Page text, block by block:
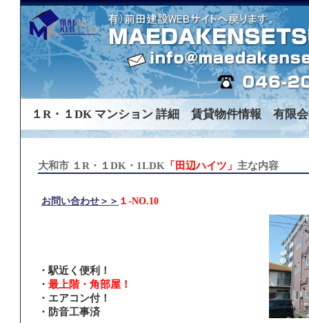
１R・１DK マンション 詳細 賃貸物件情報 有限会
大和市 １R・１DK・1LDK 「田辺ハイツ」 主な内容
お問い合わせ＞＞ １-NO.10
・ 駅近く便利！
・ 最上階・角部屋！
・ エアコン付！
・防音工事済